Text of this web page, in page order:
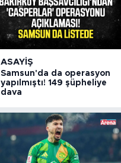
ASAYIŞ
Samsun'da da operasyon
yapılmıştı! 149 şüpheliye
dava